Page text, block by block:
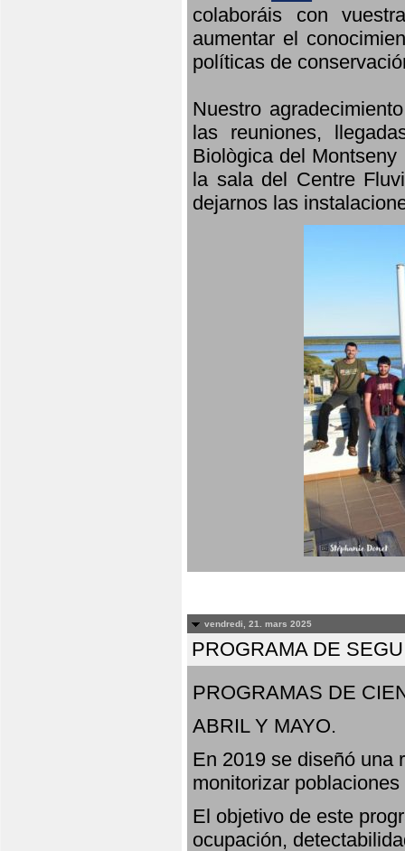
colaboráis con
aumentar el
políticas de
Nuestro
las reuniones,
Biològica del
la sala del Centre
dejarnos las
vendredi, 21. mars 2025
PROGRAMA DE
PROGRAMAS DE
ABRIL Y MAYO.
En 2019 se diseñó una
monitorizar
El objetivo de este
ocupación,